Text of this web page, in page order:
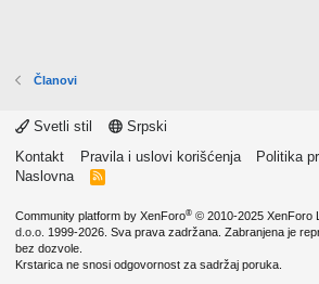
Članovi
Svetli stil
Srpski
Kontakt
Pravila i uslovi korišćenja Politika
Naslovna
R
Community platform by XenForo® © 2010-2025 XenForo
d.o.o. 1999-2026. Sva prava zadržana. Zabranjena je
bez dozvole.
Krstarica ne snosi odgovornost za sadržaj poruka.